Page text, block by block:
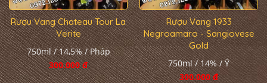
Rượu Vang Chateau Tour La
Verite
750ml / 14,5% / Pháp
300.000 đ
Rượu Vang 1933
Negroamaro - Sangiovese
Gold
750ml / 14% / Ý
300.000 đ